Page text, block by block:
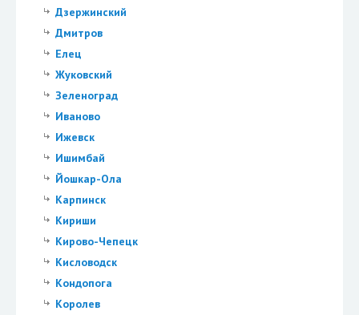
Дзержинский
Дмитров
Елец
Жуковский
Зеленоград
Иваново
Ижевск
Ишимбай
Йошкар-Ола
Карпинск
Кириши
Кирово-Чепецк
Кисловодск
Кондопога
Королев